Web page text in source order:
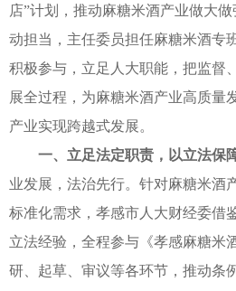
店”计划，推动麻糖米酒产业做大
动担当，主任委员担任麻糖米酒专
积极参与，立足人大职能，把监督
展全过程，为麻糖米酒产业高质量
产业实现跨越式发展。
一、立足法定职责，以立法保
业发展，法治先行。针对麻糖米酒
标准化需求，孝感市人大财经委借
立法经验，全程参与《孝感麻糖米
研、起草、审议等各环节，推动条